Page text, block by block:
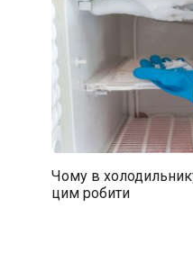
Чому в
цим робити